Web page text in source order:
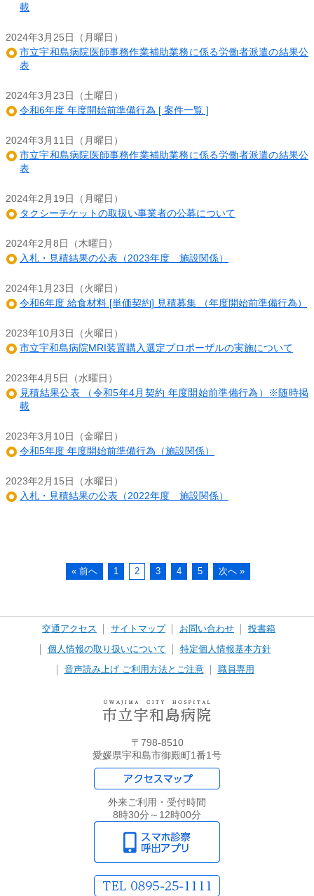
載
2024年3月25日（月曜日）
市立宇和島病院医師事務作業補助業務に係る労働者派遣の結果公
表
2024年3月23日（土曜日）
令和6年度 年度開始前準備行為 [ 案件一覧 ]
2024年3月11日（月曜日）
市立宇和島病院医師事務作業補助業務に係る労働者派遣の結果公
表
2024年2月19日（月曜日）
タクシーチケットの取扱い事業者の公募について
2024年2月8日（木曜日）
入札・見積結果の公表（2023年度 施設関係）
2024年1月23日（火曜日）
令和6年度 給食材料 [単価契約] 見積募集 （年度開始前準備行為）
2023年10月3日（火曜日）
市立宇和島病院MRI装置購入選定プロポーザルの実施について
2023年4月5日（水曜日）
見積結果公表 （令和5年4月契約 年度開始前準備行為）※随時掲
載
2023年3月10日（金曜日）
令和5年度 年度開始前準備行為（施設関係）
2023年2月15日（水曜日）
入札・見積結果の公表（2022年度 施設関係）
« 前へ 1 2 3 4 5 次へ »
交通アクセス サイトマップ お問い合わせ 投書箱
個人情報の取り扱いについて 特定個人情報基本方針
音声読み上げ ご利用方法とご注意 職員専用
〒798-8510
愛媛県宇和島市御殿町1番1号
外来ご利用・受付時間
8時30分～12時00分